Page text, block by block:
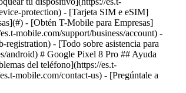
protection) - [Tarjeta SIM e eSIM]
- [Obtén T-Mobile para Empresas]
mobile.com/support/business/account) -
- [Todo sobre asistencia para
android) # Google Pixel 8 Pro ## Ayuda
del teléfono](https://es.t-
mobile.com/contact-us) - [Pregúntale a